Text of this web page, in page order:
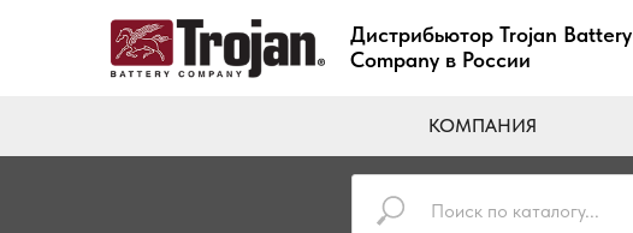
Дистрибьютор Trojan Battery
Company в России
КОМПАНИЯ